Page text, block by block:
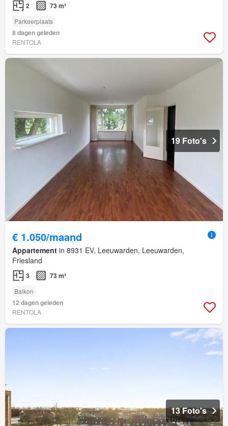
2 73 m²
Parkeerplaats
8 dagen geleden
RENTOLA
19 Foto's
€ 1.050/maand
Appartement in 8931 EV, Leeuwarden, Leeuwarden,
Friesland
3 73 m²
Balkon
12 dagen geleden
RENTOLA
13 Foto's